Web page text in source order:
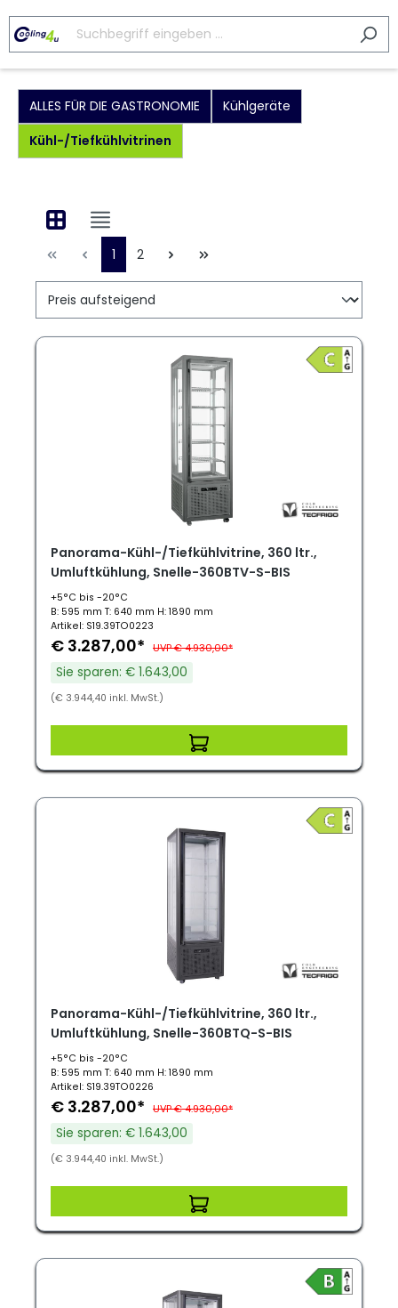
ALLES FÜR DIE GASTRONOMIE
Kühlgeräte
Kühl-/Tiefkühlvitrinen
1 2
Panorama-Kühl-/Tiefkühlvitrine, 360 ltr.,
Umluftkühlung, Snelle-360BTV-S-BIS
+5°C bis -20°C
B: 595 mm T: 640 mm H: 1890 mm
Artikel: S19.39TO0223
€ 3.287,00* UVP € 4.930,00*
Sie sparen: € 1.643,00
(€ 3.944,40 inkl. MwSt.)
Panorama-Kühl-/Tiefkühlvitrine, 360 ltr.,
Umluftkühlung, Snelle-360BTQ-S-BIS
+5°C bis -20°C
B: 595 mm T: 640 mm H: 1890 mm
Artikel: S19.39TO0226
€ 3.287,00* UVP € 4.930,00*
Sie sparen: € 1.643,00
(€ 3.944,40 inkl. MwSt.)